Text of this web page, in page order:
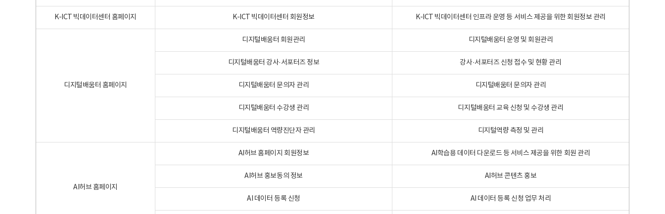
K-ICT 빅데이터센터 홈페이지 K-ICT 빅데이터센터 회원정보 K-ICT 빅데이터센터 인프라 운영 등 서비스 제공을 위한 회원정보 관리
디지털배움터 홈페이지
디지털배움터 회원관리 디지털배움터 운영 및 회원관리
디지털배움터 강사·서포터즈 정보 강사·서포터즈 신청 접수 및 현황 관리
디지털배움터 문의자 관리 디지털배움터 문의자 관리
디지털배움터 수강생 관리 디지털배움터 교육 신청 및 수강생 관리
디지털배움터 역량진단자 관리 디지털역량 측정 및 관리
AI허브 홈페이지
AI허브 홈페이지 회원정보 AI학습용 데이터 다운로드 등 서비스 제공을 위한 회원 관리
AI허브 홍보동의 정보 AI허브 콘텐츠 홍보
AI 데이터 등록 신청 AI 데이터 등록 신청 업무 처리